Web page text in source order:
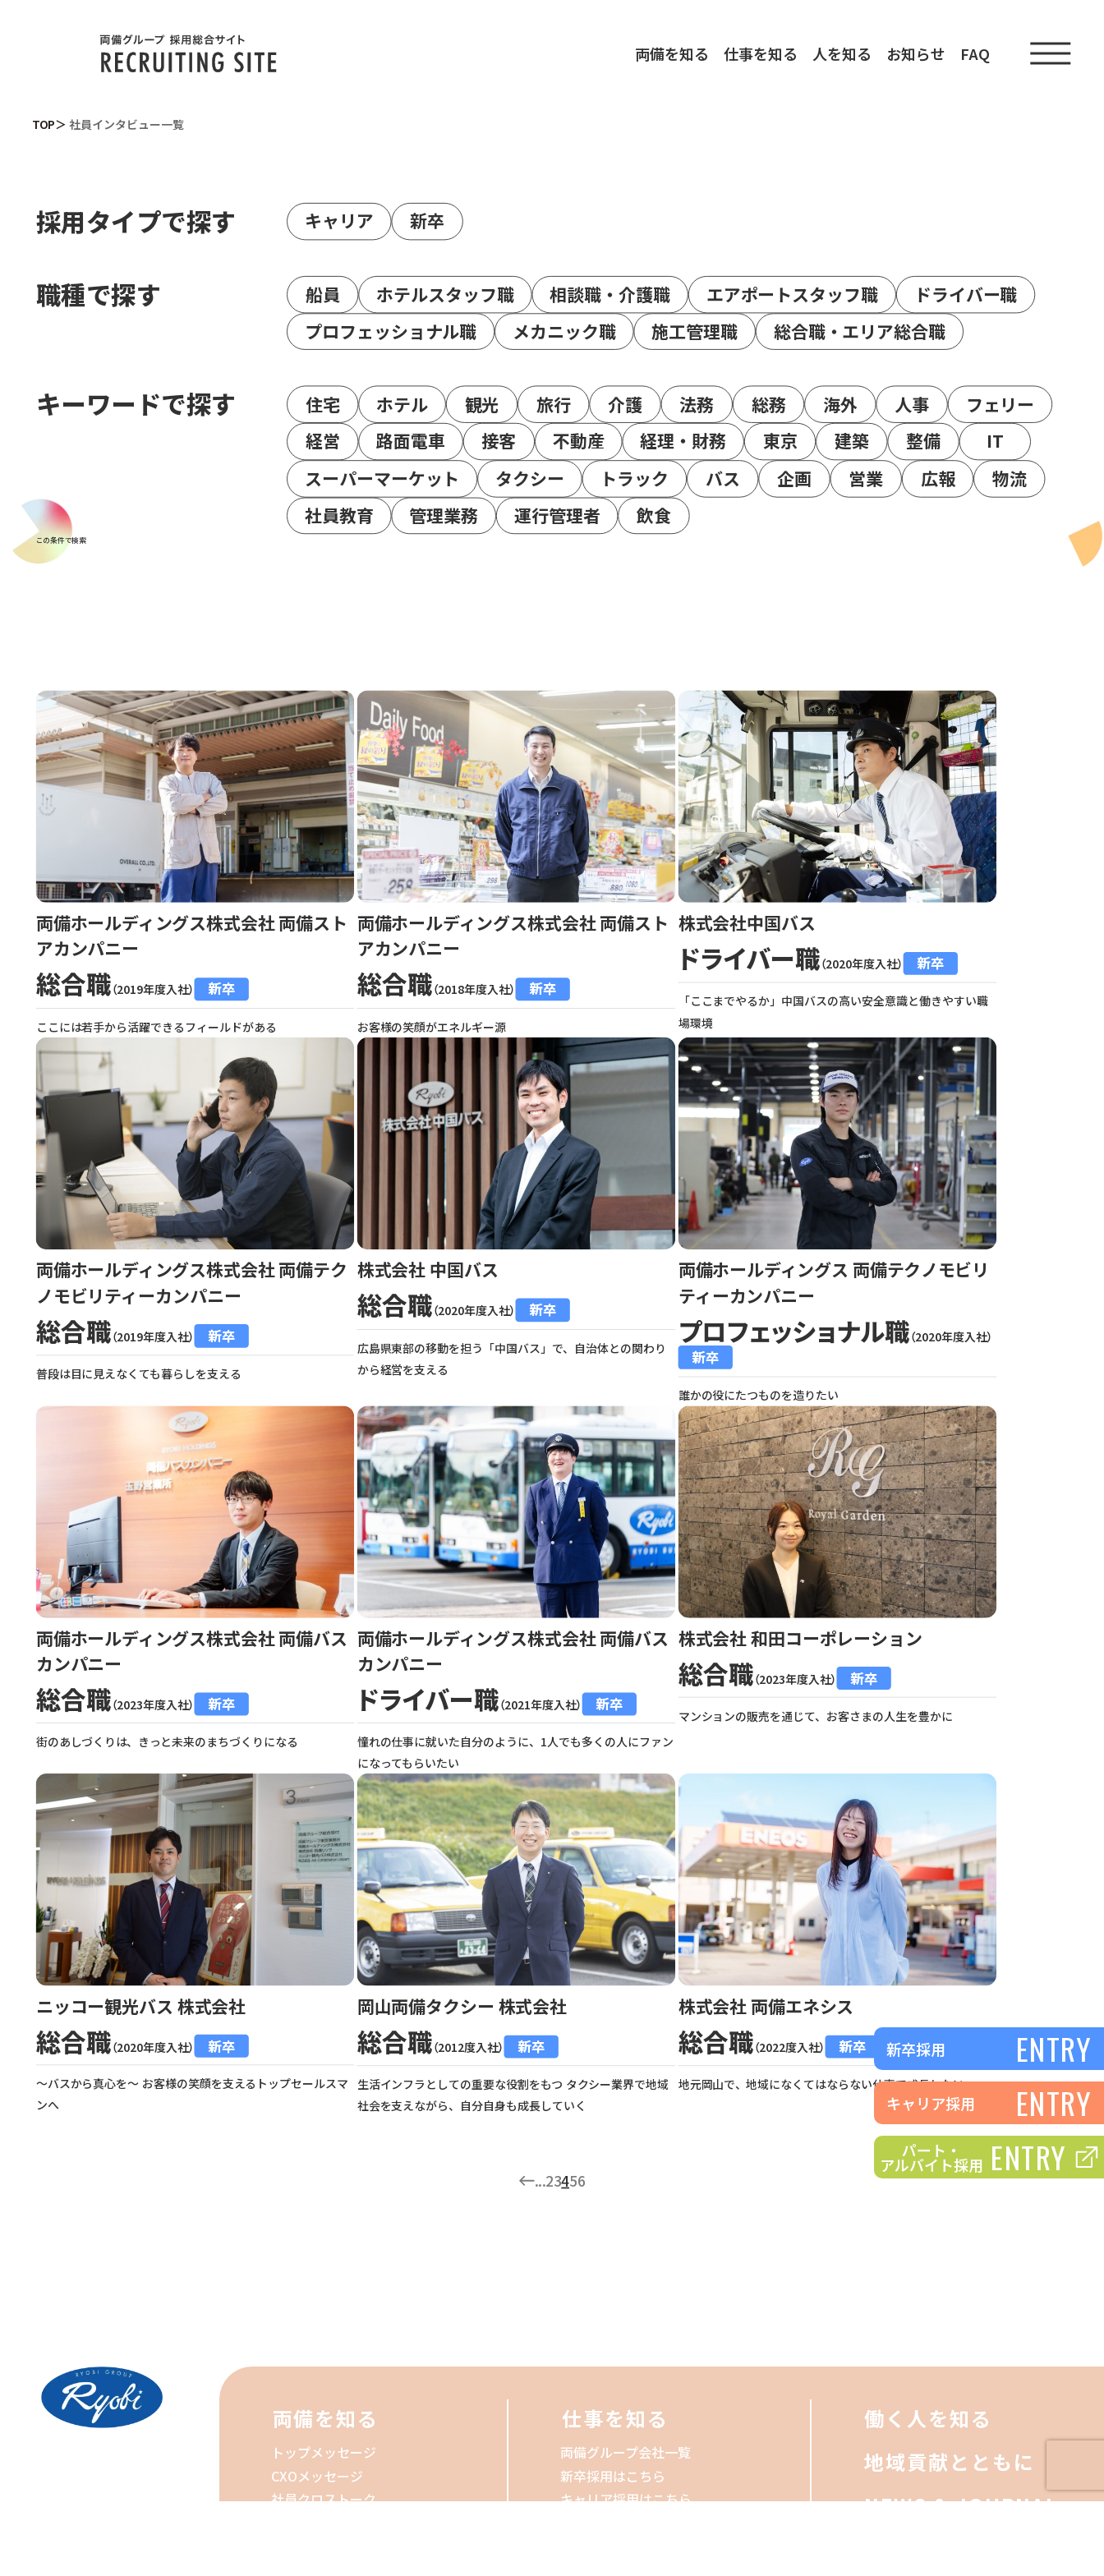
両備を知る 仕事を知る 人を知る お知らせ FAQ
TOP 社員インタビュー一覧
採用タイプで探す キャリア 新卒
職種で探す 船員 ホテルスタッフ職 相談職・介護職 エアポートスタッフ職
ドライバー職
プロフェッショナル職
メカニック職 施工管理職 総合職・エリア総合職
キーワードで探す 住宅 ホテル 観光 旅行 介護 法務 総務 海外 人事
フェリー
経営
路面電車 接客 不動産 経理・財務 東京 建築 整備
IT
スーパーマーケット
タクシー トラック バス 企画 営業 広報
物流
社員教育
管理業務 運行管理者 飲食
この条件で検索
両備ホールディングス株式会社 両備スト
アカンパニー
総合職（2019年度入社） 新卒
ここには若手から活躍できるフィールドがある
両備ホールディングス株式会社 両備スト
アカンパニー
総合職（2018年度入社） 新卒
お客様の笑顔がエネルギー源
株式会社中国バス
ドライバー職（2020年度入社） 新卒
「ここまでやるか」中国バスの高い安全意識と働きやすい職
場環境
両備ホールディングス株式会社 両備テク
ノモビリティーカンパニー
総合職（2019年度入社） 新卒
普段は目に見えなくても暮らしを支える
株式会社 中国バス
総合職（2020年度入社） 新卒
広島県東部の移動を担う「中国バス」で、自治体との関わり
から経営を支える
両備ホールディングス 両備テクノモビリ
ティーカンパニー
プロフェッショナル職（2020年度入社）
新卒
誰かの役にたつものを造りたい
両備ホールディングス株式会社 両備バス
カンパニー
総合職（2023年度入社） 新卒
街のあしづくりは、きっと未来のまちづくりになる
両備ホールディングス株式会社 両備バス
カンパニー
ドライバー職（2021年度入社） 新卒
憧れの仕事に就いた自分のように、1人でも多くの人にファン
になってもらいたい
株式会社 和田コーポレーション
総合職（2023年度入社） 新卒
マンションの販売を通じて、お客さまの人生を豊かに
ニッコー観光バス 株式会社
総合職（2020年度入社） 新卒
～バスから真心を～ お客様の笑顔を支えるトップセールスマ
ンへ
岡山両備タクシー 株式会社
総合職（2012度入社） 新卒
生活インフラとしての重要な役割をもつ タクシー業界で地域
社会を支えながら、自分自身も成長していく
株式会社 両備エネシス
総合職（2022度入社） 新卒
地元岡山で、地域になくてはならない仕事で成長したい
...23456
新卒採用 ENTRY
キャリア採用 ENTRY
パート・
アルバイト採用 ENTRY
両備を知る
トップメッセージ
CXOメッセージ
社員クロストーク
仕事を知る
両備グループ会社一覧
新卒採用はこちら
キャリア採用はこちら
働く人を知る
地域貢献とともに
NEWS & JOURNAL